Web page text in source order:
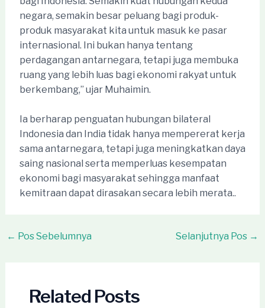
negara, semakin besar peluang bagi produk-
produk masyarakat kita untuk masuk ke pasar
internasional. Ini bukan hanya tentang
perdagangan antarnegara, tetapi juga membuka
ruang yang lebih luas bagi ekonomi rakyat untuk
berkembang,” ujar Muhaimin.
Ia berharap penguatan hubungan bilateral
Indonesia dan India tidak hanya mempererat kerja
sama antarnegara, tetapi juga meningkatkan daya
saing nasional serta memperluas kesempatan
ekonomi bagi masyarakat sehingga manfaat
kemitraan dapat dirasakan secara lebih merata..
Post
← Pos Sebelumnya Selanjutnya Pos →
Related Posts